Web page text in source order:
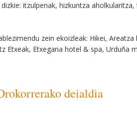
itzulpenak, hizkuntza
zein ekoizleak: Hikei,
Etxegana hotel & spa, Urduña
deialdia